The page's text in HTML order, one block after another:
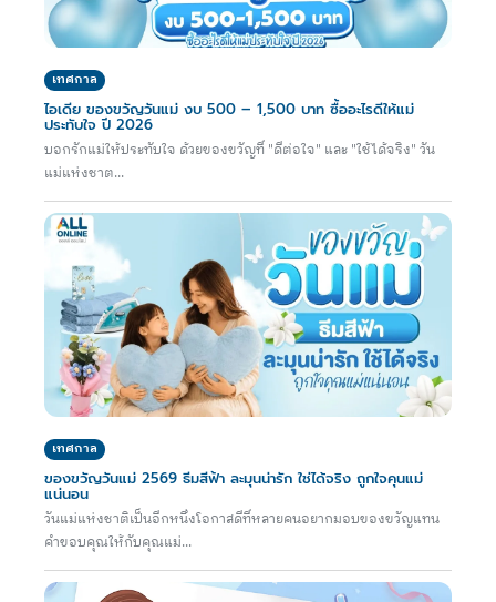
เทศกาล
ไอเดีย ของขวัญวันแม่ งบ 500 – 1,500 บาท ซื้ออะไรดีให้แม่
ประทับใจ ปี 2026
บอกรักแม่ให้ประทับใจ ด้วยของขวัญที่ "ดีต่อใจ" และ "ใช้ได้จริง" วัน
แม่แห่งชาต...
เทศกาล
ของขวัญวันแม่ 2569 ธีมสีฟ้า ละมุนน่ารัก ใช่ได้จริง ถูกใจคุนแม่
แน่นอน
วันแม่แห่งชาติเป็นอีกหนึ่งโอกาสดีที่หลายคนอยากมอบของขวัญแทน
คำขอบคุณให้กับคุณแม่...